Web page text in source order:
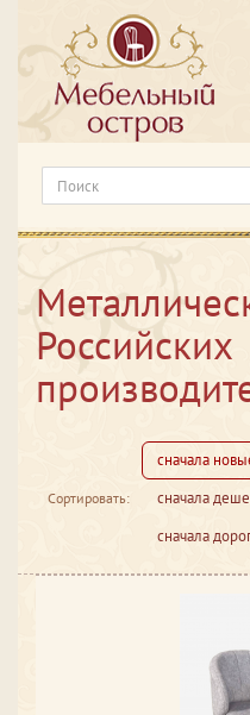
Российских
Сортировать:
сначала
сначала
сначала